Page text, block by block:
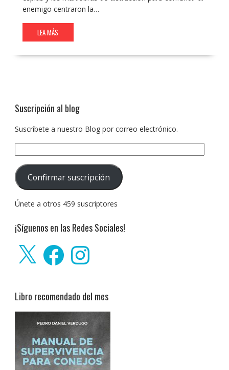
enemigo centraron la…
LEA MÁS
Suscripción al blog
Suscríbete a nuestro Blog por correo electrónico.
correo
electrónico:
Confirmar suscripción
Únete a otros 459 suscriptores
¡Síguenos en las Redes Sociales!
FacebookInstagram
Libro recomendado del mes